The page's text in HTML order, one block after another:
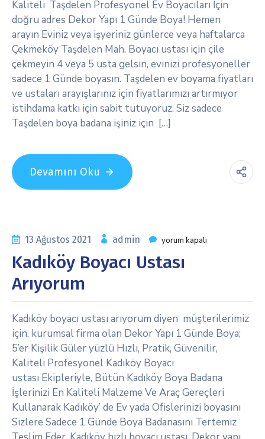
Kaliteli Taşdelen Profesyonel Ev Boyacıları İçin
doğru adres Dekor Yapı 1 Günde Boya! Hemen
arayın Eviniz veya işyeriniz günlerce veya haftalarca
Çekmeköy Taşdelen Mah. Boyacı ustası için çile
çekmeyin 4 veya 5 usta gelsin, evinizi profesyoneller
sadece 1 Günde boyasın. Taşdelen ev boyama fiyatları
ve ustaları arayışlarınız için fiyatlarımızı artırmıyor
istihdama katkı için sabit tutuyoruz. Siz sadece
Taşdelen boya badana işiniz için […]
Devamını Oku
13 Ağustos 2021 admin yorum kapalı
Kadıköy Boyacı Ustası
Arıyorum
Kadıköy boyacı ustası arıyorum diyen müşterilerimiz
için, kurumsal firma olan Dekor Yapı 1 Günde Boya;
5’er Kişilik Güler yüzlü Hızlı, Pratik, Güvenilir,
Kaliteli Profesyonel Kadıköy Boyacı
ustası Ekipleriyle, Bütün Kadıköy Boya Badana
İşlerinizi En Kaliteli Malzeme Ve Araç Gereçleri
Kullanarak Kadıköy’ de Ev yada Ofislerinizi boyasını
Sizlere Sadece 1 Günde Boya Badanasını Tertemiz